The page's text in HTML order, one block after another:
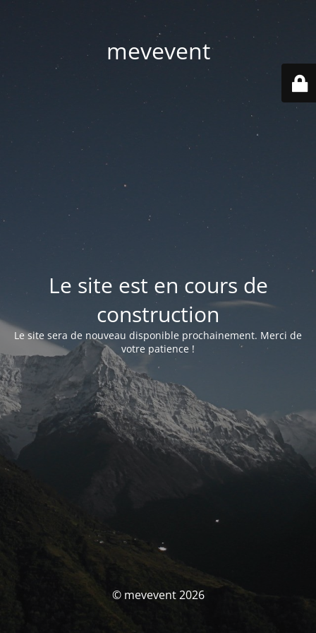
mevevent
Le site est en cours de
construction
Le site sera de nouveau disponible prochainement. Merci de
votre patience !
© mevevent 2026